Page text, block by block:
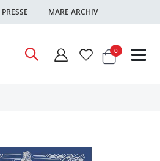
PRESSE MARE ARCHIV
Warenkorb
0Artikel